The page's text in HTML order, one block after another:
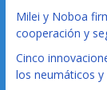
Milei y Noboa
cooperación y
Cinco
los neumáticos